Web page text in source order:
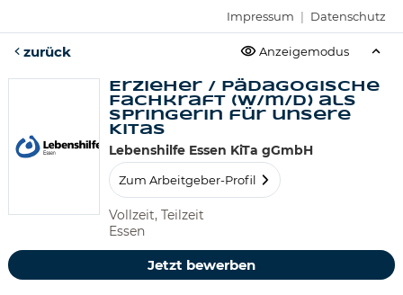
Impressum | Datenschutz
zurück Anzeigemodus
Erzieher / pädagogische
Fachkraft (w/m/d) als
Springerin für unsere
KiTas
Lebenshilfe Essen KiTa gGmbH
Zum Arbeitgeber-Profil
Vollzeit, Teilzeit
Essen
Jetzt bewerben